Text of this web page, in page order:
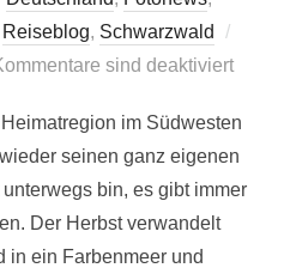
Reiseblog, Schwarzwald
sind deaktiviert
im Südwesten
seinen ganz eigenen
bin, es gibt immer
Der Herbst verwandelt
in ein Farbenmeer und